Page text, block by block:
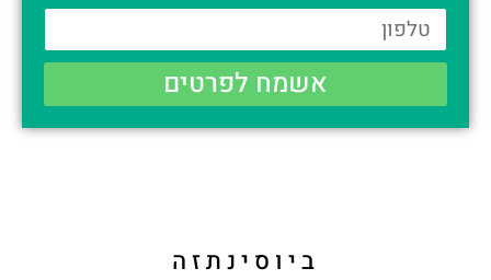
אשמח לפרטים
ביוסינתזה